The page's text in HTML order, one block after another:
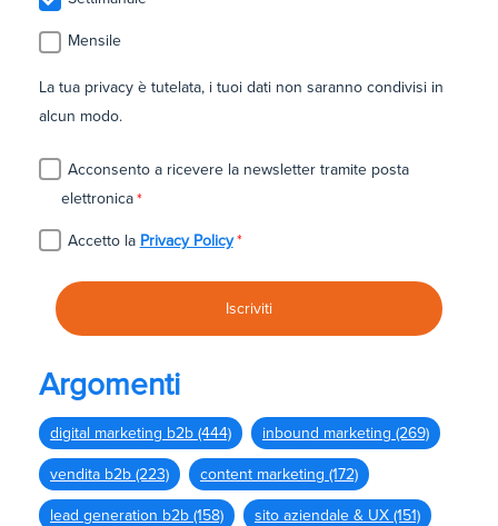
Mensile
La tua privacy è tutelata, i tuoi dati non saranno condivisi in
alcun modo.
Acconsento a ricevere la newsletter tramite posta
elettronica*
Accetto la Privacy Policy *
Argomenti
digital marketing b2b (444) inbound marketing (269)
vendita b2b (223) content marketing (172)
lead generation b2b (158) sito aziendale & UX (151)